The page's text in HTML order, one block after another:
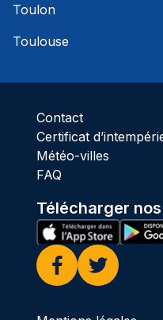
Toulon
Toulouse
Contact
Certificat
Météo-villes
FAQ
Télécharger
Facebook
Twitter